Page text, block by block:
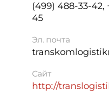
(499) 488-33-42,
45
Эл. почта
Сайт
http://